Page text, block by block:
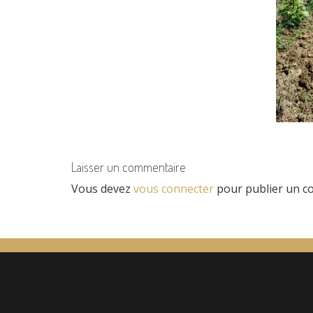
Laisser un commentaire
Vous devez vous connecter pour publier un